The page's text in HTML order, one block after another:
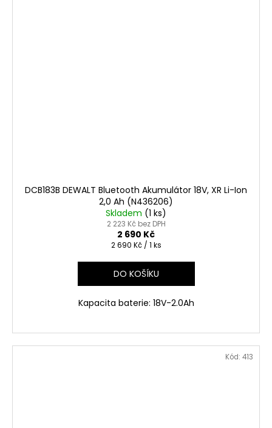
DCB183B DEWALT Bluetooth Akumulátor 18V, XR Li-Ion
2,0 Ah (N436206)
Skladem (1 ks)
2 223 Kč bez DPH
2 690 Kč
Měrná
2 690 Kč / 1 ks
DO KOŠÍKU
Kapacita baterie: 18V-2.0Ah
Kód: 413